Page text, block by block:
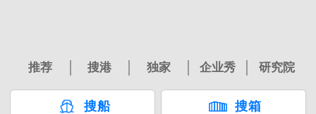
推荐 搜港 独家 企业秀 研究院
搜船 搜箱